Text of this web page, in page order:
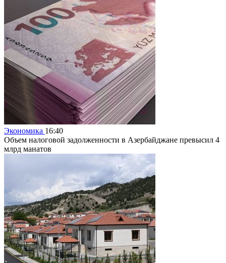
Экономика 16:40
Объем налоговой задолженности в Азербайджане превысил 4
млрд манатов